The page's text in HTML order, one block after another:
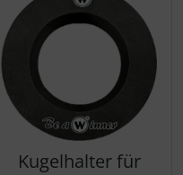
Kugelhalter für